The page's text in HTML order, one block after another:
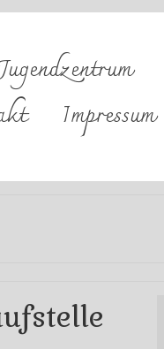
Impressum